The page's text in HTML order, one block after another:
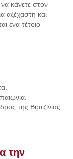
κάνετε στον
αξέχαστη και
ένα τέτοιο
της Βιρτζίνιας
την